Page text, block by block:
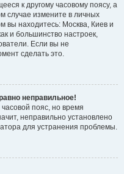
к другому часовому поясу, а
случае измените в личных
вы находитесь: Москва, Киев и
и большинство настроек,
Если вы не
сделать это.
неправильное!
пояс, но время
неправильно установлено
для устранения проблемы.